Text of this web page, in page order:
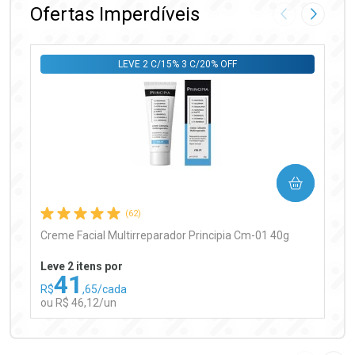
Ofertas Imperdíveis Imagem
(62)
Creme Facial Multirreparador Principia Cm-01 40g
LEVE 2 C/15% 3 C/20% OFF
Leve 2 itens por
R$41 ,65/cada
ou R$ 46,12/un
COMPRAR